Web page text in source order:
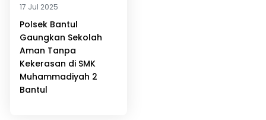
17 Jul 2025
Polsek Bantul
Gaungkan Sekolah
Aman Tanpa
Kekerasan di SMK
Muhammadiyah 2
Bantul